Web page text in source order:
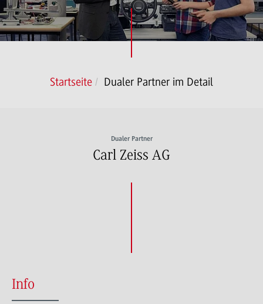
Startseite Dualer Partner im Detail
Dualer Partner
Carl Zeiss AG
Info